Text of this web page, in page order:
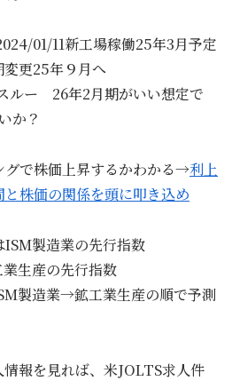
01/11新工場稼働25年3月予定
更25年９月へ
ルー 26年2月期がいい想定で
か？
グで株価上昇するかわかる→利上
株価の関係を頭に叩き込め
ISM製造業の先行指数
産の先行指数
造業→鉱工業生産の順で予測
を見れば、米JOLTS求人件